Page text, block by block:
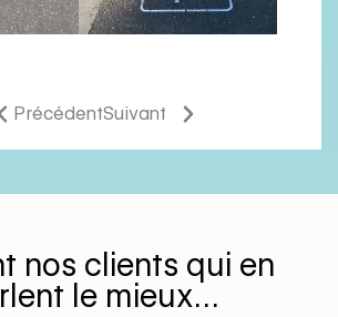
PrécédentSuivant
nos clients qui en
le mieux…